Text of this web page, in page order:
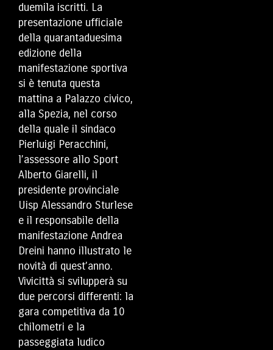
duemila iscritti. La
presentazione ufficiale
della quarantaduesima
edizione della
manifestazione sportiva
si è tenuta questa
mattina a Palazzo civico,
alla Spezia, nel corso
della quale il sindaco
Pierluigi Peracchini,
l’assessore allo Sport
Alberto Giarelli, il
presidente provinciale
Uisp Alessandro Sturlese
e il responsabile della
manifestazione Andrea
Dreini hanno illustrato le
novità di quest’anno.
Vivicittà si svilupperà su
due percorsi differenti: la
gara competitiva da 10
chilometri e la
passeggiata ludico